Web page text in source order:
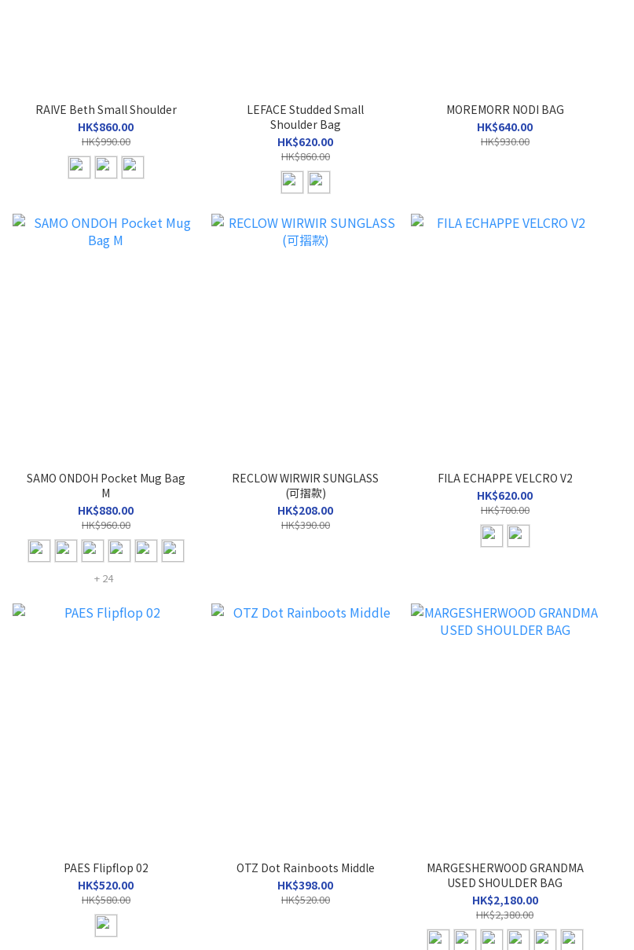
RAIVE Beth Small Shoulder
HK$860.00
HK$990.00
LEFACE Studded Small
Shoulder Bag
HK$620.00
HK$860.00
MOREMORR NODI BAG
HK$640.00
HK$930.00
SAMO ONDOH Pocket Mug Bag
M
HK$880.00
HK$960.00
+ 24
RECLOW WIRWIR SUNGLASS
(可摺款)
HK$208.00
HK$390.00
FILA ECHAPPE VELCRO V2
HK$620.00
HK$700.00
PAES Flipflop 02
HK$520.00
HK$580.00
OTZ Dot Rainboots Middle
HK$398.00
HK$520.00
MARGESHERWOOD GRANDMA
USED SHOULDER BAG
HK$2,180.00
HK$2,380.00